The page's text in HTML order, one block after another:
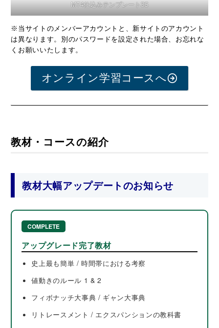
MT4仕込みテンプレート3S
※当サイトのメンバーアカウントと、新サイトのアカウント
は異なります。別のパスワードを設定された場合、お忘れな
くお願いいたします。
オンライン学習コースへ
教材・コースの紹介
教材大幅アップデートのお知らせ
COMPLETE
アップグレード完了教材
史上最も簡単 / 時間帯における考察
値動きのルール 1 & 2
フィボナッチ大事典 / ギャン大事典
リトレースメント / エクスパンションの教科書